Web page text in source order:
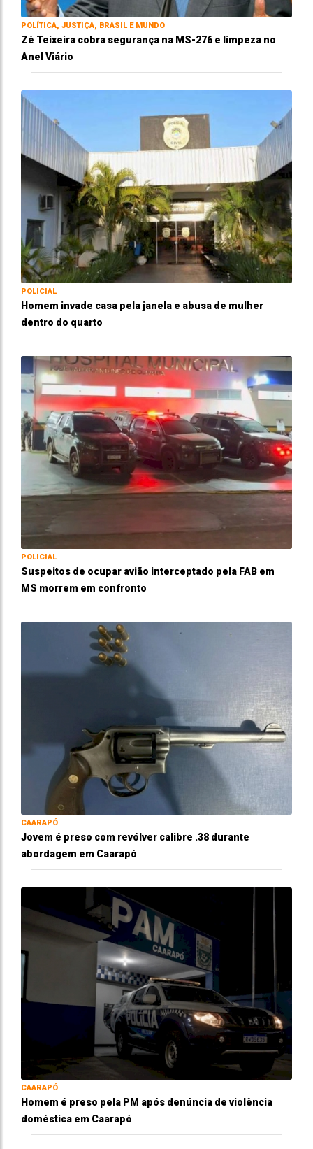
POLÍTICA, JUSTIÇA, BRASIL E MUNDO
Zé Teixeira cobra segurança na MS-276 e limpeza no
Anel Viário
POLICIAL
Homem invade casa pela janela e abusa de mulher
dentro do quarto
POLICIAL
Suspeitos de ocupar avião interceptado pela FAB em
MS morrem em confronto
CAARAPÓ
Jovem é preso com revólver calibre .38 durante
abordagem em Caarapó
CAARAPÓ
Homem é preso pela PM após denúncia de violência
doméstica em Caarapó